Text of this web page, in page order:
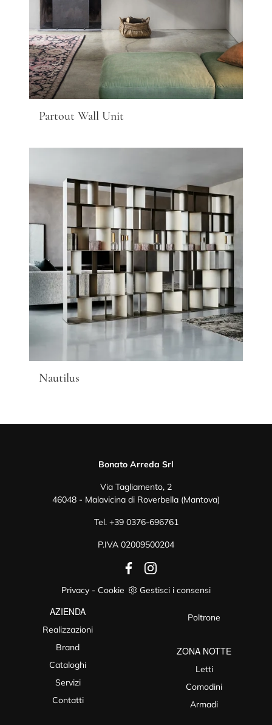
Partout Wall Unit
Nautilus
Bonato Arreda Srl
Via Tagliamento, 2
46048 - Malavicina di Roverbella (Mantova)
Tel. +39 0376-696761
P.IVA 02009500204
Privacy - Cookie Gestisci i consensi
AZIENDA
Realizzazioni
Brand
Cataloghi
Servizi
Contatti
Poltrone
ZONA NOTTE
Letti
Comodini
Armadi